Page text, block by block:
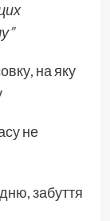
на яку
не
забуття